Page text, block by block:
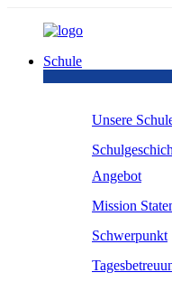
Schule
Unsere
Angebot
Mission
Schwerpunkt